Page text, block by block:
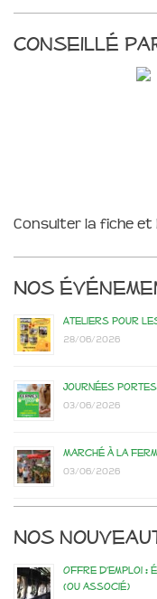
Conseillé
Consulter la fiche et
Nos
Ateliers pour
28/06/2026
Journées portes
03/06/2026
Marché à la
03/06/2026
Nos
Offre d’emploi :
(ou associé)